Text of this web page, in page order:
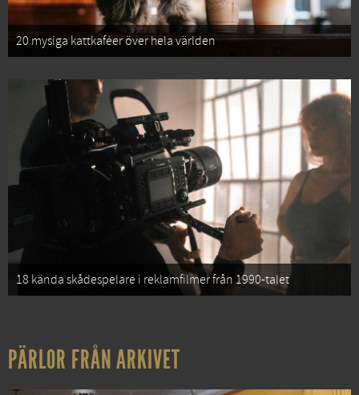
20 mysiga kattkaféer över hela världen
18 kända skådespelare i reklamfilmer från 1990-talet
PÄRLOR FRÅN ARKIVET